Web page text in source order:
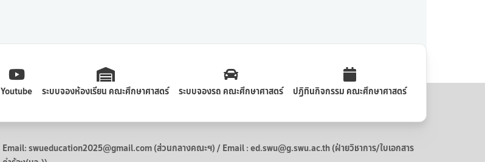
Youtube ระบบจองห้องเรียน คณะศึกษาศาสตร์ ระบบจองรถ คณะศึกษาศาสตร์ ปฏิทินกิจกรรม คณะศึกษาศาสตร์
Email: swueducation2025@gmail.com (ส่วนกลางคณะฯ) / Email : ed.swu@g.swu.ac.th (ฝ่ายวิชาการ/ใบเอกสาร